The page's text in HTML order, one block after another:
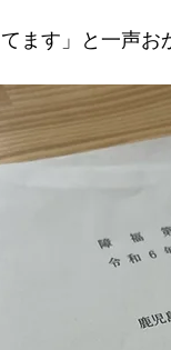
ます」と一声お